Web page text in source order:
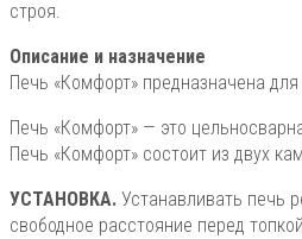
строя.
Описание и назначение
Печь «Комфорт» предназначена
Печь «Комфорт» — это
Печь «Комфорт» состоит из двух
УСТАНОВКА. Устанавливать печь
свободное расстояние перед